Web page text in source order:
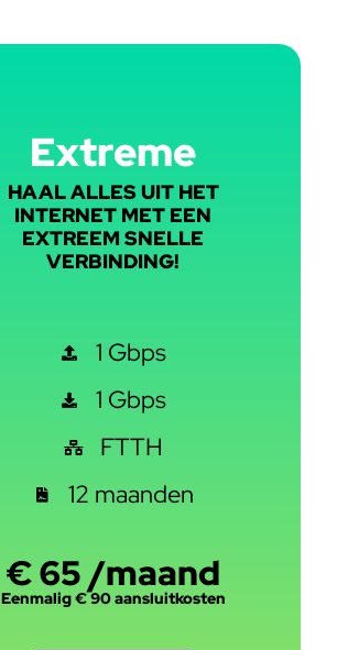
Extreme
HAAL ALLES UIT HET
INTERNET MET EEN
EXTREEM SNELLE
VERBINDING!
1 Gbps
1 Gbps
FTTH
12 maanden
€ 65 /maand
Eenmalig € 90 aansluitkosten